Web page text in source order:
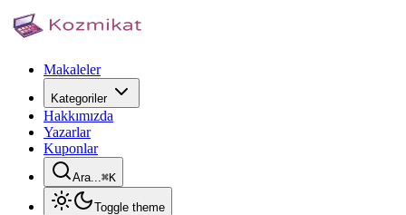
Makaleler
Kategoriler
Hakkımızda
Yazarlar
Kuponlar
Ara...⌘K
Toggle theme